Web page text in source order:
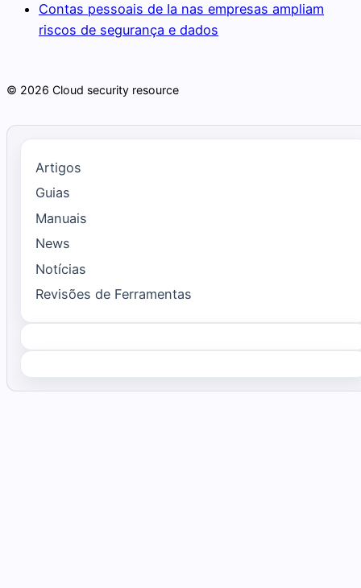
Contas pessoais de Ia nas empresas ampliam
riscos de segurança e dados
© 2026 Cloud security resource
Artigos
Guias
Manuais
News
Notícias
Revisões de Ferramentas